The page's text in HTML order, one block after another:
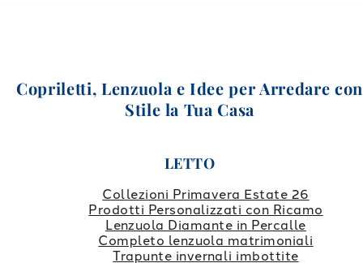
Copriletti, Lenzuola e Idee per Arredare con
Stile la Tua Casa
LETTO
Collezioni Primavera Estate 26
Prodotti Personalizzati con Ricamo
Lenzuola Diamante in Percalle
Completo lenzuola matrimoniali
Trapunte invernali imbottite